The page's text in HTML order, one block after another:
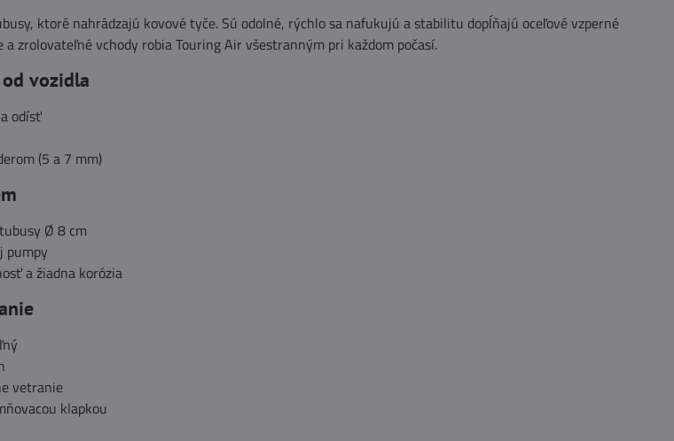
ktoré nahrádzajú kovové tyče. Sú odolné, rýchlo sa nafukujú a stabilitu dopĺňajú oceľové vzperné
zrolovateľné vchody robia Touring Air všestranným pri každom počasí.
vozidla
odísť
(5 a 7 mm)
Ø 8 cm
pumpy
a žiadna korózia
vetranie
klapkou